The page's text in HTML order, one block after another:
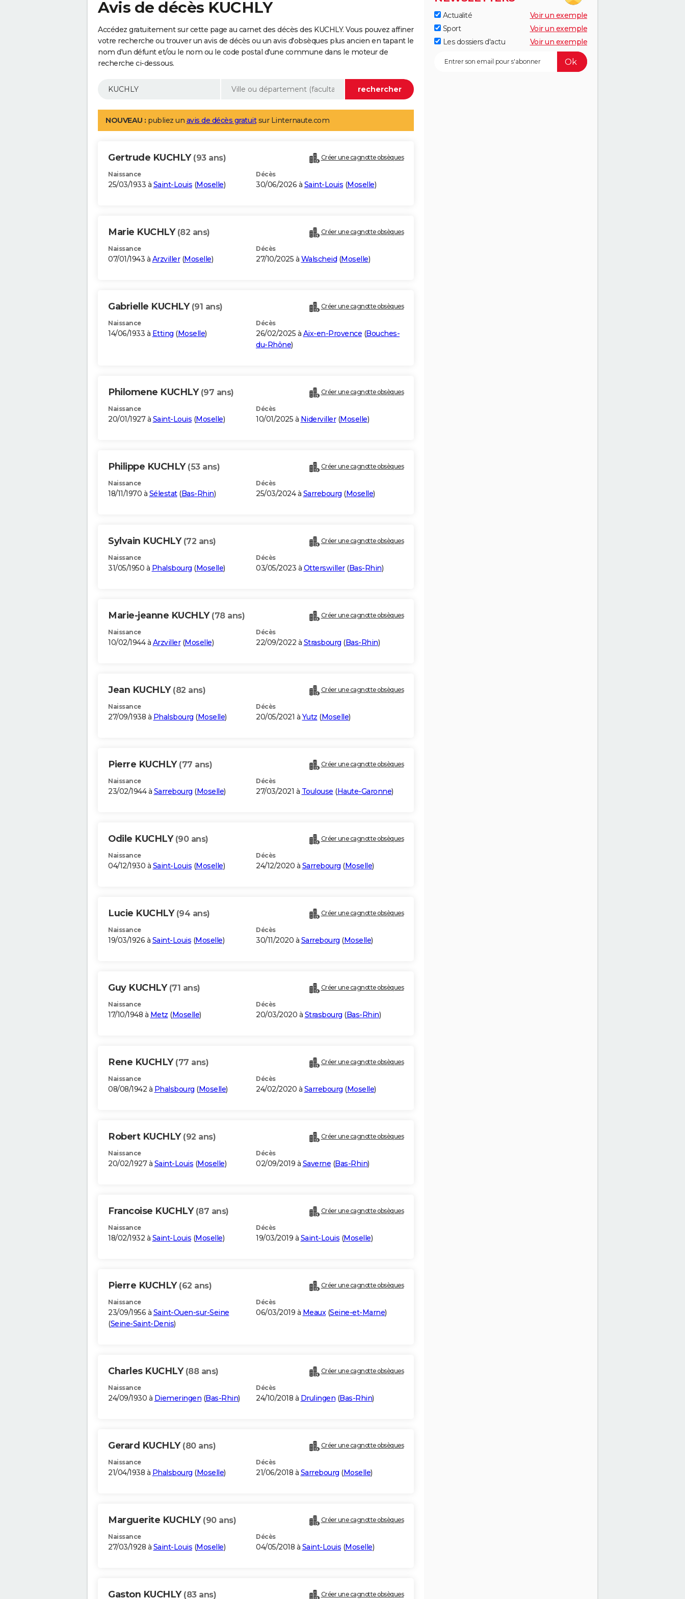
Avis de décès KUCHLY
Accédez gratuitement sur cette page au carnet des décès des KUCHLY. Vous pouvez affiner
votre recherche ou trouver un avis de décès ou un avis d'obsèques plus ancien en tapant le
nom d'un défunt et/ou le nom ou le code postal d'une commune dans le moteur de
recherche ci-dessous.
NOUVEAU : publiez un avis de décès gratuitsur Linternaute.com
Gertrude KUCHLY (93 ans) Créer une cagnotte obsèques
Naissance
25/03/1933 à Saint-Louis (Moselle)
Décès
30/06/2026 à Saint-Louis (Moselle)
Marie KUCHLY (82 ans) Créer une cagnotte obsèques
Naissance
07/01/1943 à Arzviller(Moselle)
Décès
27/10/2025 à Walscheid (Moselle)
Gabrielle KUCHLY (91 ans) Créer une cagnotte obsèques
Naissance
14/06/1933 à Etting (Moselle)
Décès
26/02/2025 à Aix-en-Provence (Bouches-
du-Rhône)
Philomene KUCHLY (97 ans) Créer une cagnotte obsèques
Naissance
20/01/1927 à Saint-Louis (Moselle)
Décès
10/01/2025 à Niderviller(Moselle)
Philippe KUCHLY (53 ans) Créer une cagnotte obsèques
Naissance
18/11/1970 à Sélestat(Bas-Rhin)
Décès
25/03/2024 à Sarrebourg (Moselle)
Sylvain KUCHLY (72 ans) Créer une cagnotte obsèques
Naissance
31/05/1950 à Phalsbourg (Moselle)
Décès
03/05/2023 à Otterswiller(Bas-Rhin)
Marie-jeanne KUCHLY (78 ans) Créer une cagnotte obsèques
Naissance
10/02/1944 à Arzviller(Moselle)
Décès
22/09/2022 à Strasbourg (Bas-Rhin)
Jean KUCHLY (82 ans) Créer une cagnotte obsèques
Naissance
27/09/1938 à Phalsbourg (Moselle)
Décès
20/05/2021 à Yutz (Moselle)
Pierre KUCHLY (77 ans) Créer une cagnotte obsèques
Naissance
23/02/1944 à Sarrebourg (Moselle)
Décès
27/03/2021 à Toulouse (Haute-Garonne)
Odile KUCHLY (90 ans) Créer une cagnotte obsèques
Naissance
04/12/1930 à Saint-Louis (Moselle)
Décès
24/12/2020 à Sarrebourg (Moselle)
Lucie KUCHLY (94 ans) Créer une cagnotte obsèques
Naissance
19/03/1926 à Saint-Louis (Moselle)
Décès
30/11/2020 à Sarrebourg (Moselle)
Guy KUCHLY (71 ans) Créer une cagnotte obsèques
Naissance
17/10/1948 à Metz (Moselle)
Décès
20/03/2020 à Strasbourg (Bas-Rhin)
Rene KUCHLY (77 ans) Créer une cagnotte obsèques
Naissance
08/08/1942 à Phalsbourg (Moselle)
Décès
24/02/2020 à Sarrebourg (Moselle)
Robert KUCHLY (92 ans) Créer une cagnotte obsèques
Naissance
20/02/1927 à Saint-Louis (Moselle)
Décès
02/09/2019 à Saverne (Bas-Rhin)
Francoise KUCHLY (87 ans) Créer une cagnotte obsèques
Naissance
18/02/1932 à Saint-Louis (Moselle)
Décès
19/03/2019 à Saint-Louis (Moselle)
Pierre KUCHLY (62 ans) Créer une cagnotte obsèques
Naissance
23/09/1956 à Saint-Ouen-sur-Seine
(Seine-Saint-Denis)
Décès
06/03/2019 à Meaux(Seine-et-Marne)
Charles KUCHLY (88 ans) Créer une cagnotte obsèques
Naissance
24/09/1930 à Diemeringen (Bas-Rhin)
Décès
24/10/2018 à Drulingen (Bas-Rhin)
Gerard KUCHLY (80 ans) Créer une cagnotte obsèques
Naissance
21/04/1938 à Phalsbourg (Moselle)
Décès
21/06/2018 à Sarrebourg (Moselle)
Marguerite KUCHLY (90 ans) Créer une cagnotte obsèques
Naissance
27/03/1928 à Saint-Louis (Moselle)
Décès
04/05/2018 à Saint-Louis (Moselle)
Gaston KUCHLY (83 ans) Créer une cagnotte obsèques
Actualité
Voir un exemple
Sport
Voir un exemple
Les dossiers d'actu
Voir un exemple